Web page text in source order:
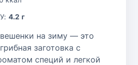
У: 4.2 г
на зиму — это
заготовка с
специй и легкой